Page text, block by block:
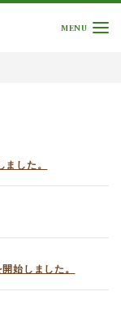
MENU
した。
始しました。